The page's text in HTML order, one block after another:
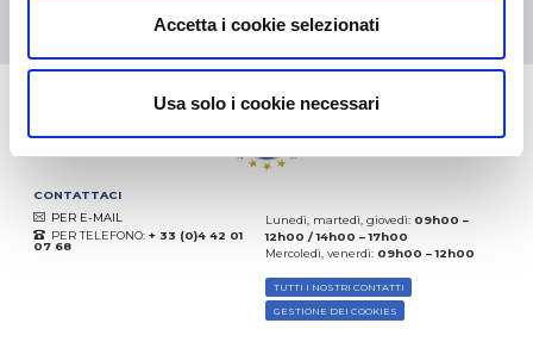
Accetta i cookie selezionati
Usa solo i cookie necessari
Basato sui 37850 recensioni
CONTATTACI
PER E-MAIL
PER TELEFONO: + 33 (0)4 42 01
07 68
Lunedì, martedì, giovedì: 09h00 –
12h00 / 14h00 – 17h00
Mercoledì, venerdì: 09h00 – 12h00
TUTTI I NOSTRI CONTATTI
GESTIONE DEI COOKIES